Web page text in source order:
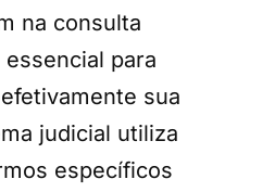
na consulta
para
sua
judicial utiliza
específicos